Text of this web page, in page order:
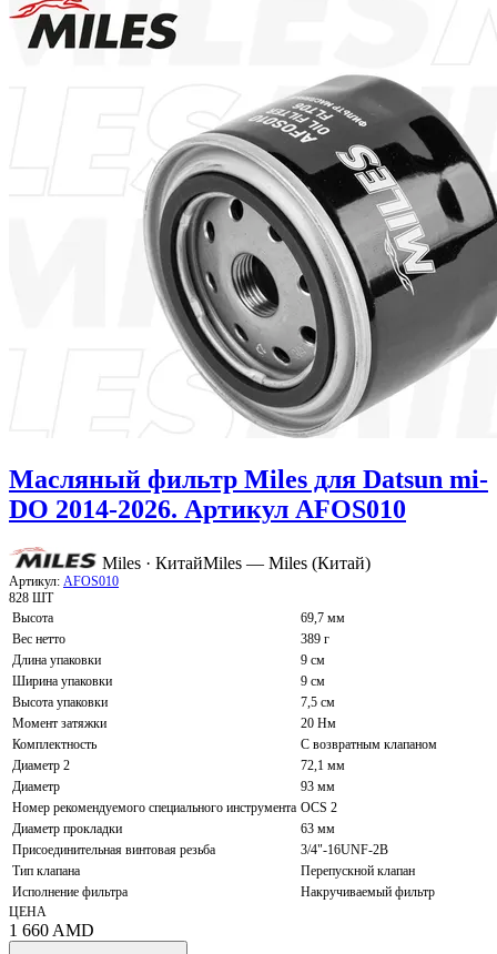
Масляный фильтр Miles для Datsun mi-
DO 2014-2026. Артикул AFOS010
Miles · КитайMiles — Miles (Китай)
Артикул: AFOS010
828 ШТ
Высота
69,7 мм
Вес нетто
389 г
Длина упаковки
9 см
Ширина упаковки
9 см
Высота упаковки
7,5 см
Момент затяжки
20 Нм
Комплектность
С возвратным клапаном
Диаметр 2
72,1 мм
Диаметр
93 мм
Номер рекомендуемого специального инструмента OCS 2
Диаметр прокладки
63 мм
Присоединительная винтовая резьба
3/4"-16UNF-2B
Тип клапана
Перепускной клапан
Исполнение фильтра
Накручиваемый фильтр
ЦЕНА
1 660 AMD